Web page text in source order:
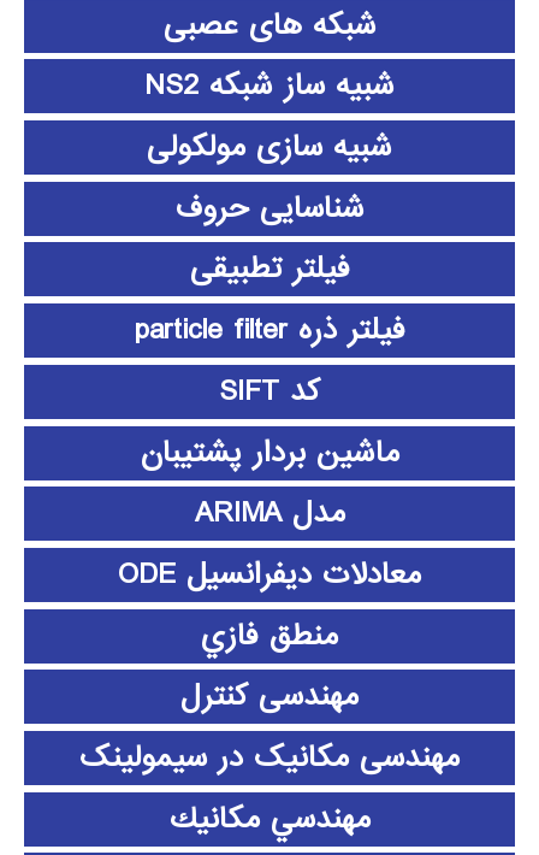
شبکه های عصبی
شبیه ساز شبکه NS2
شبیه سازی مولکولی
شناسایی حروف
فیلتر تطبیقی
فیلتر ذره particle filter
کد SIFT
ماشین بردار پشتیبان
مدل ARIMA
معادلات دیفرانسیل ODE
منطق فازي
مهندسی کنترل
مهندسی مکانیک در سیمولینک
مهندسي مكانيك